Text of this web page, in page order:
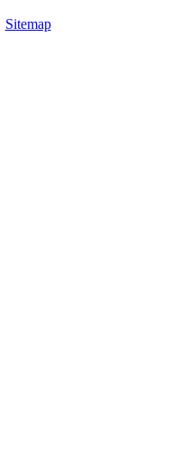
Sitemap